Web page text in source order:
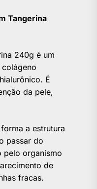
Tangerina
240g é um
É
da pele,
a estrutura
passar do
pelo organismo
de
fracas.